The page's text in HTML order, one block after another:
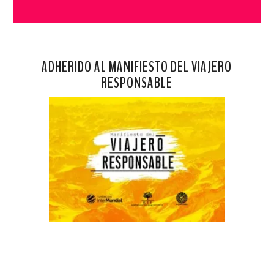
ADHERIDO AL MANIFIESTO DEL VIAJERO
RESPONSABLE